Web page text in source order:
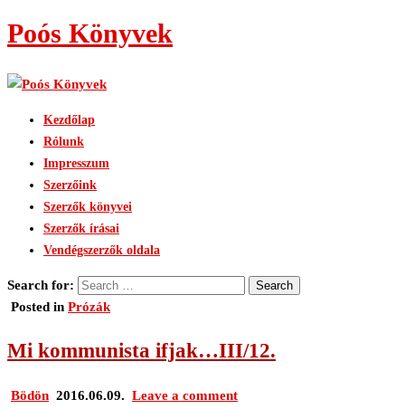
Poós Könyvek
Kezdőlap
Rólunk
Impresszum
Szerzőink
Szerzők könyvei
Szerzők írásai
Vendégszerzők oldala
Search for:
Posted in Prózák
Mi kommunista ifjak…III/12.
Bödön 2016.06.09. Leave a comment